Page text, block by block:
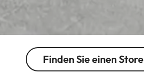
Finden Sie einen Store